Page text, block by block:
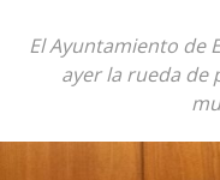
El Ayuntamiento de
ayer la rueda de